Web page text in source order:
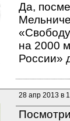
Да,
на 2000
России»
28 апр 2013 в